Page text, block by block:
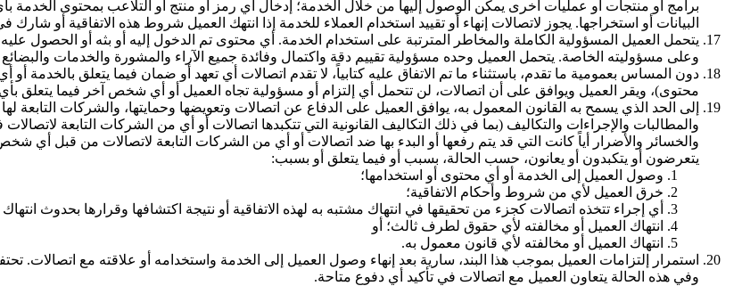
برامج أو منتجات أو عمليات أخرى يمكن الوصول إليها من خلال الخدمة؛ إدخال أي رمز أو منتج أو التلاعب بمحتوى
البيانات أو استخراجها. يجوز لاتصالات إنهاء أو تقييد استخدام العملاء للخدمة إذا انتهك العميل شروط هذه الاتفاقية أو
يتحمل العميل المسؤولية الكاملة والمخاطر المترتبة على استخدام الخدمة. أي محتوى تم الدخول إليه أو بثه أو الحصول
وعلى مسؤوليته الخاصة. يتحمل العميل وحده مسؤولية تقييم دقة واكتمال وفائدة جميع الآراء والمشورة والخدمات
دون المساس بعمومية ما تقدم، باستثناء ما تم الاتفاق عليه كتابياً، لا تقدم اتصالات أي تعهد أو ضمان فيما يتعلق
محتوى)، ويقر العميل ويوافق على أن اتصالات، لن تتحمل أي إلتزام أو مسؤولية تجاه العميل أو أي شخص آخر فيما يتعلق
إلى الحد الذي يسمح به القانون المعمول به، يوافق العميل على الدفاع عن اتصالات وتعويضها وحمايتها، والشركات التابعة
والمطالبات والإجراءات والتكاليف (بما في ذلك التكاليف القانونية التي تتكبدها اتصالات أو أي من الشركات التابعة
والخسائر والأضرار أياً كانت التي قد يتم رفعها أو البدء بها ضد اتصالات أو أي من الشركات التابعة لاتصالات من قبل
يتعرضون أو يتكبدون أو يعانون، حسب الحالة، بسبب أو فيما يتعلق أو بسبب:
وصول العميل إلى الخدمة أو أي محتوى أو استخدامها؛
خرق العميل لأي من شروط وأحكام الاتفاقية؛
أي إجراء تتخذه اتصالات كجزء من تحقيقها في انتهاك مشتبه به لهذه الاتفاقية أو نتيجة اكتشافها وقرارها بحدوث انتهاك
انتهاك العميل أو مخالفته لأي حقوق لطرف ثالث؛ أو
انتهاك العميل أو مخالفته لأي قانون معمول به.
استمرار إلتزامات العميل بموجب هذا البند، سارية بعد إنهاء وصول العميل إلى الخدمة واستخدامه أو علاقته مع
وفي هذه الحالة يتعاون العميل مع اتصالات في تأكيد أي دفوع متاحة.